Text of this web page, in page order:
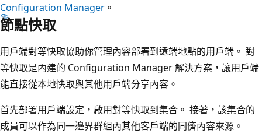
Configuration Manager 。
節點快取
用戶端對等快取協助你管理內容部署到遠端地點的用戶端。 對
等快取是內建的 Configuration Manager 解決方案，讓用戶端
能直接從本地快取與其他用戶端分享內容。
首先部署用戶端設定，啟用對等快取到集合。 接著，該集合的
成員可以作為同一邊界群組內其他客戶端的同儕內容來源。